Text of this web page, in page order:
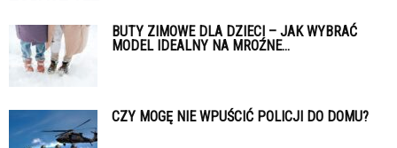
BUTY ZIMOWE DLA DZIECI – JAK WYBRAĆ
MODEL IDEALNY NA MROŹNE...
CZY MOGĘ NIE WPUŚCIĆ POLICJI DO DOMU?